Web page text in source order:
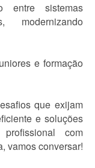
entre sistemas
e formação
que exijam
e soluções
com
vamos conversar!